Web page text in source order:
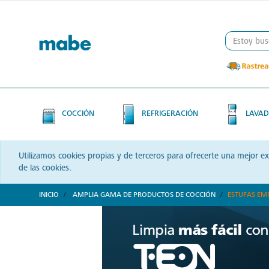
COCCIÓN REFRIGERACIÓN
Utilizamos cookies propias y de terceros para ofrecerte una mejor
de las cookies.
INICIO AMPLIA GAMA DE PRODUCTOS DE COCCIÓN ESTUFAS